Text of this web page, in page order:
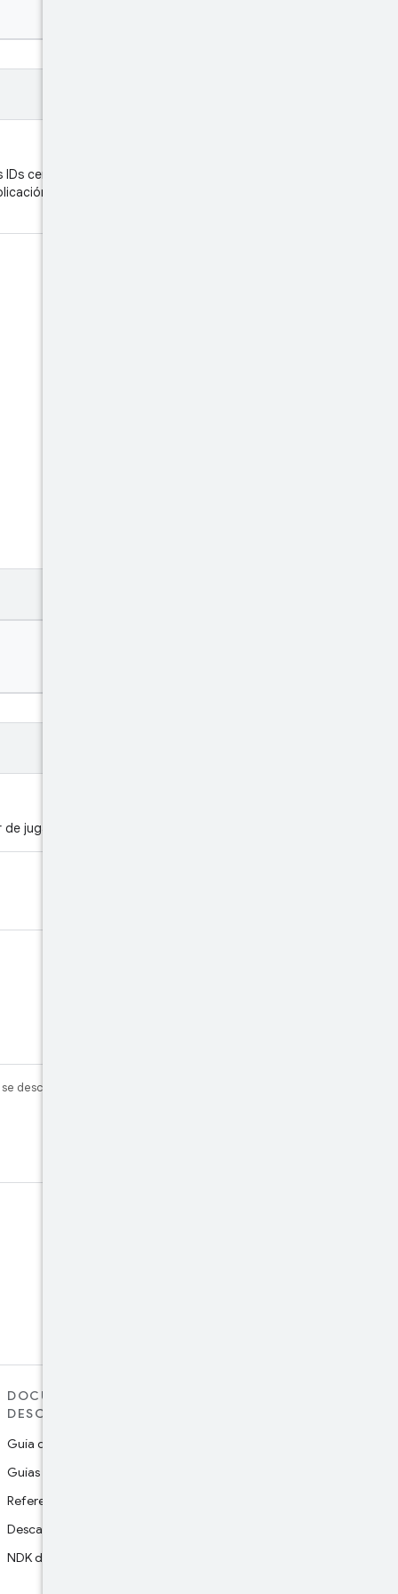
centrados para ese
De lo contrario, la
jugador.
describen en la
DOCUMENTACIÓN Y
DESCARGAS
Guía de Android Studio
Guías para desarrolladores
Referencia de API
Descargar Studio
NDK de Android